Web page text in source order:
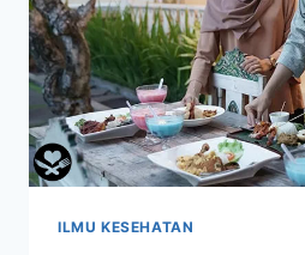
ILMU KESEHATAN